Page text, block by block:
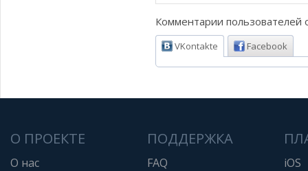
Комментарии пользователей
VKontakte Facebook
О ПРОЕКТЕ
О нас
ПОДДЕРЖКА
FAQ
iOS